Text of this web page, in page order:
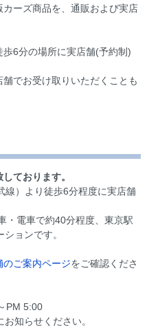
ーズ商品を、通販および実店
6分の場所に実店舗(予約制)
でお受け取りいただくことも
ております。
線）より徒歩6分程度に実店舗
・電車で約40分程度、東京駅
ョンです。
のご案内ページをご確認くださ
PM 5:00
知らせください。